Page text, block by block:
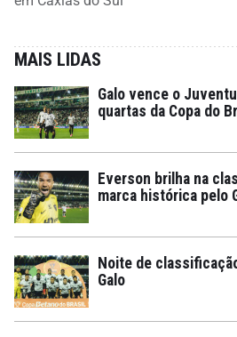
MAIS LIDAS
Galo vence o
quartas da Copa do
Everson brilha na
marca histórica pelo
Noite de
Galo